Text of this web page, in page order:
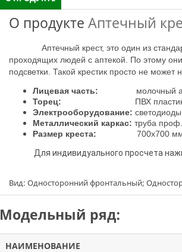
О продукте Аптечный
Аптечный крест, это один из стандартных изделий что применяется в наружной рекламе и четко вызывает ассоциации у мимо
проходящих людей с аптекой. По этому
подсветки. Такой крестик просто не может
Лицевая часть:
молочный
Торец:
ПВХ
Электрооборудование:
Металлический каркас: труба
Размер креста:
700х700
Для индивидуального просчета
Вид: Односторонний фронтальный;
Модельный ряд:
НАИМЕНОВАНИЕ